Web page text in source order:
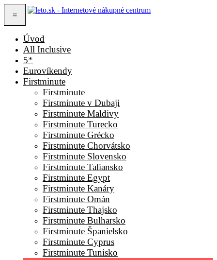
=
Úvod
All Inclusive
5*
Eurovíkendy
Firstminute
Firstminute
Firstminute v Dubaji
Firstminute Maldivy
Firstminute Turecko
Firstminute Grécko
Firstminute Chorvátsko
Firstminute Slovensko
Firstminute Taliansko
Firstminute Egypt
Firstminute Kanáry
Firstminute Omán
Firstminute Thajsko
Firstminute Bulharsko
Firstminute Španielsko
Firstminute Cyprus
Firstminute Tunisko